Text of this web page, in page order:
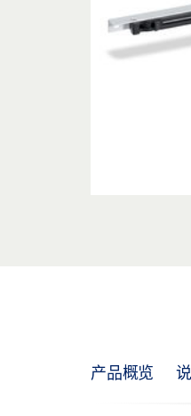
产品概览